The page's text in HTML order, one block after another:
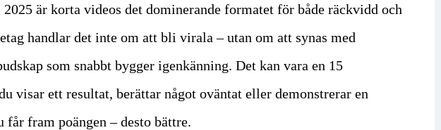
är korta videos det dominerande formatet för både räckvidd och
handlar det inte om att bli virala – utan om att synas med
som snabbt bygger igenkänning. Det kan vara en 15
visar ett resultat, berättar något oväntat eller demonstrerar en
får fram poängen – desto bättre.